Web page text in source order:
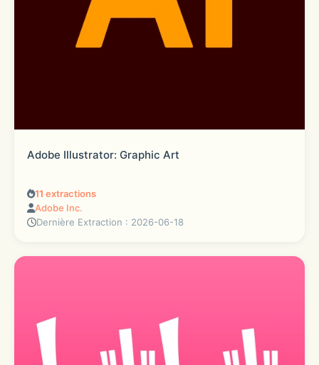
Adobe Illustrator: Graphic Art
11 extractions
Adobe Inc.
Dernière Extraction : 2026-06-18